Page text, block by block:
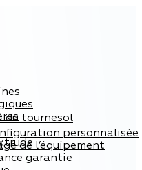
du tournesol
personnalisée
de l’équipement
garantie